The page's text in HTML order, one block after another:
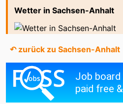
Wetter in Sachsen-Anhalt
↶ zurück zu Sachsen-Anhalt